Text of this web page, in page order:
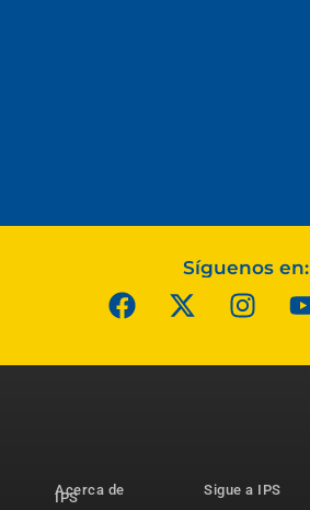
Síguenos en:
Acerca de
IPS
Sigue a IPS